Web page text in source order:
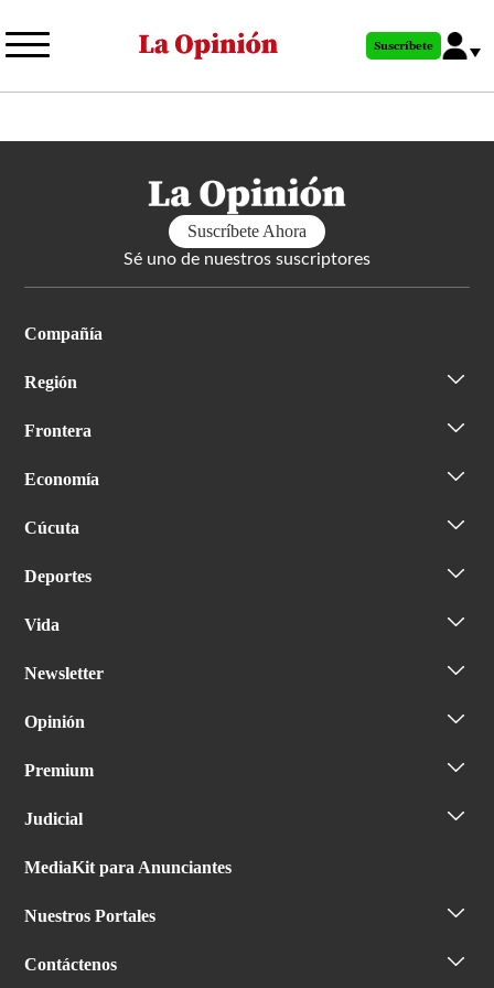
al
principal
Suscríbete
Suscríbete Ahora
Sé uno de nuestros suscriptores
Compañía
Región
Frontera
Economía
Cúcuta
Deportes
Vida
Newsletter
Opinión
Premium
Judicial
MediaKit para Anunciantes
Nuestros Portales
Contáctenos